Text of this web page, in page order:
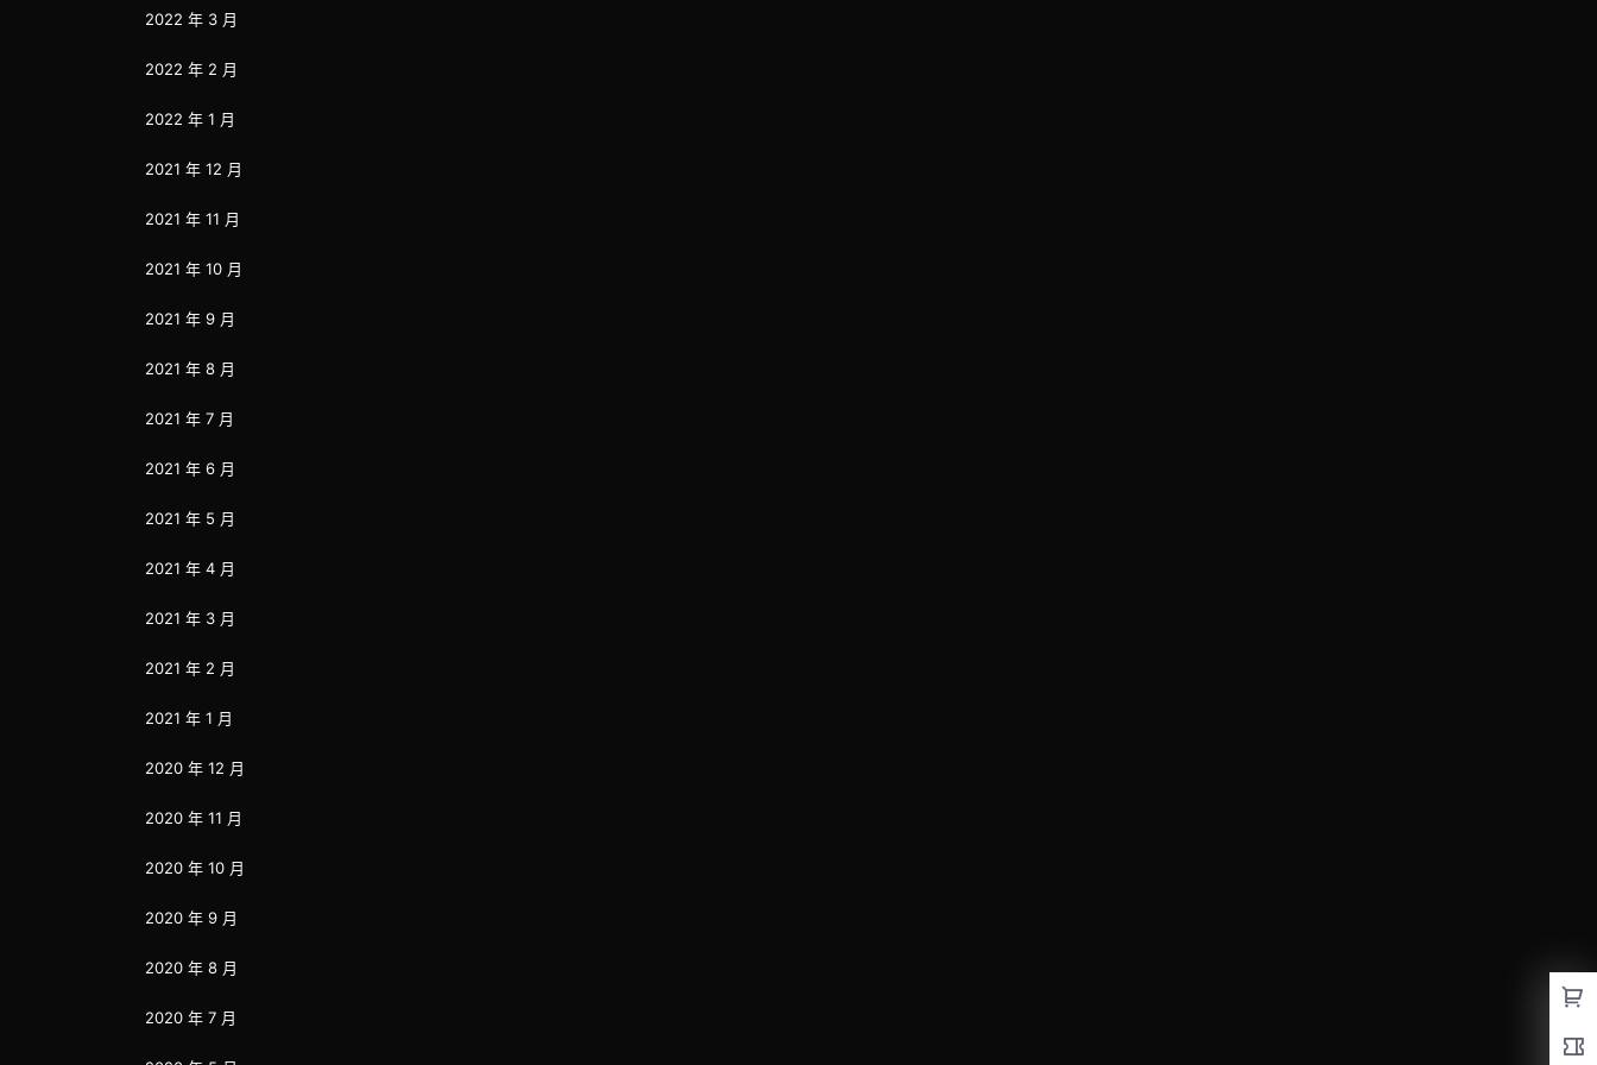
2022 年 3 月
2022 年 2 月
2022 年 1 月
2021 年 12 月
2021 年 11 月
2021 年 10 月
2021 年 9 月
2021 年 8 月
2021 年 7 月
2021 年 6 月
2021 年 5 月
2021 年 4 月
2021 年 3 月
2021 年 2 月
2021 年 1 月
2020 年 12 月
2020 年 11 月
2020 年 10 月
2020 年 9 月
2020 年 8 月
2020 年 7 月